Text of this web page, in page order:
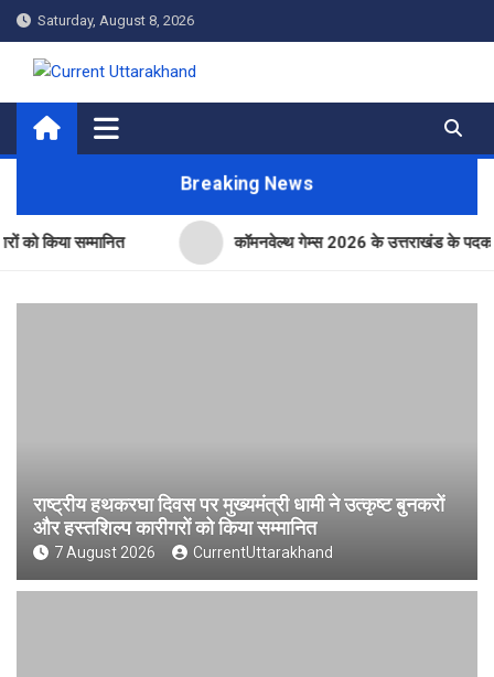
Skip
to
content
Saturday, August 8, 2026
Current Uttarakhand
Breaking News
सम्मानित कॉमनवेल्थ गेम्स 2026 के उत्तराखंड के पदक विजेताओं
राष्ट्रीय हथकरघा दिवस पर मुख्यमंत्री धामी ने उत्कृष्ट बुनकरों
और हस्तशिल्प कारीगरों को किया सम्मानित
7 August 2026 CurrentUttarakhand